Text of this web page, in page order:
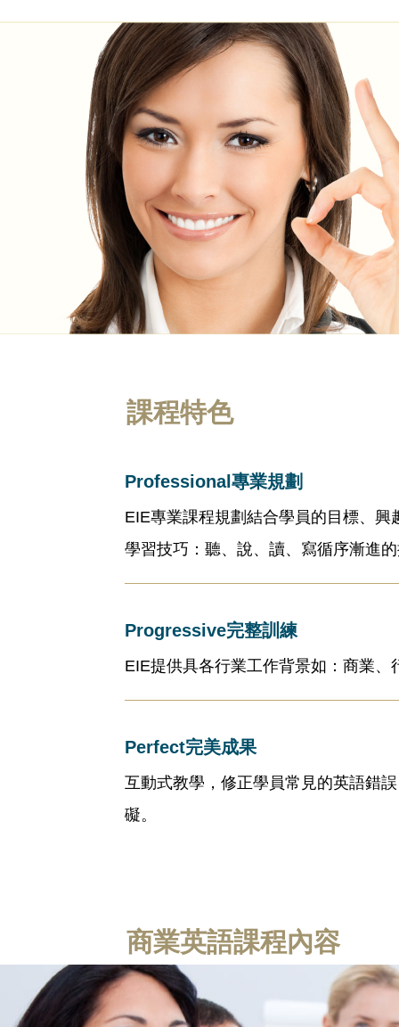
課程特色
Professional專業規劃
EIE專業課程規劃結合學員的目標、
學習技巧：聽、說、讀、寫循序漸進
Progressive完整訓練
EIE提供具各行業工作背景如：商業
Perfect完美成果
互動式教學，修正學員常見的英語錯
礙。
商業英語課程內容